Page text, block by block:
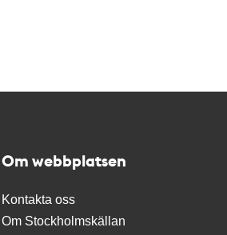
Om webbplatsen
Kontakta oss
Om Stockholmskällan